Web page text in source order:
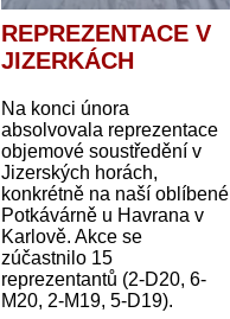
REPREZENTACE V
JIZERKÁCH
Na konci února
absolvovala reprezentace
objemové soustředění v
Jizerských horách,
konkrétně na naší oblíbené
Potkávárně u Havrana v
Karlově. Akce se
zúčastnilo 15
reprezentantů (2-D20, 6-
M20, 2-M19, 5-D19).